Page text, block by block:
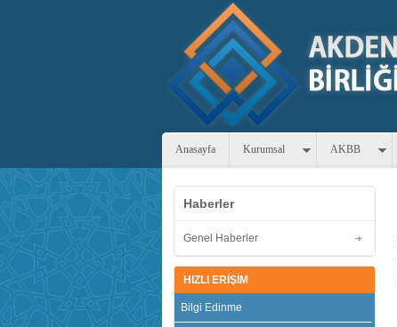
Anasayfa Kurumsal AKBB
Haberler
Genel Haberler
HIZLI ERİŞİM
Bilgi Edinme